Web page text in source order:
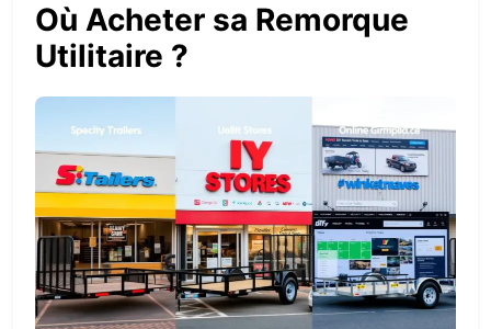
Où Acheter sa Remorque
Utilitaire ?